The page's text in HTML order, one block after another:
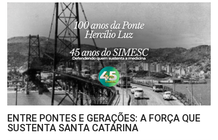
ENTRE PONTES E GERAÇÕES: A FORÇA QUE
SUSTENTA SANTA CATARINA